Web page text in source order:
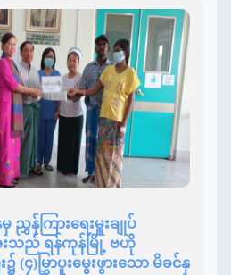
ညွှန်ကြားရေးမှူးချုပ်
းသည် ရန်ကုန်မြို့ ဗဟို
(၄)မြွှာပူးမွေးဖွားသော မိခင်နှ